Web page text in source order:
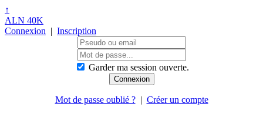
↑
ALN 40K
Connexion | Inscription
Garder ma session ouverte.
Mot de passe oublié ?| Créer un compte